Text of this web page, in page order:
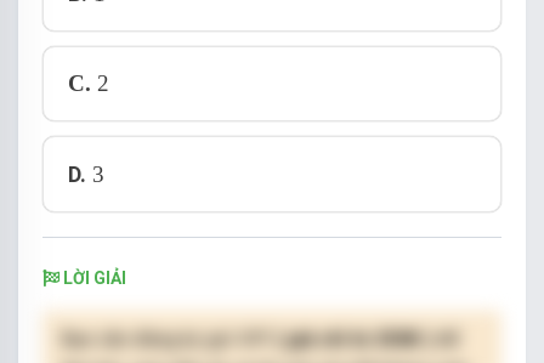
C. 2
D. 3
LỜI GIẢI
( giá chỉ từ 250K )